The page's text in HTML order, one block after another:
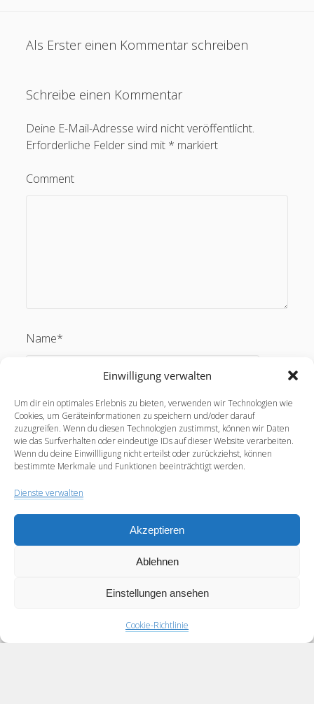
Einwilligung verwalten
Um dir ein optimales Erlebnis zu bieten, verwenden wir Technologien wie
Cookies, um Geräteinformationen zu speichern und/oder darauf
zuzugreifen. Wenn du diesen Technologien zustimmst, können wir Daten
wie das Surfverhalten oder eindeutige IDs auf dieser Website verarbeiten.
Wenn du deine Einwillligung nicht erteilst oder zurückziehst, können
bestimmte Merkmale und Funktionen beeinträchtigt werden.
Dienste verwalten
Akzeptieren
Ablehnen
Einstellungen ansehen
Cookie-Richtlinie
Als Erster einen Kommentar schreiben
Schreibe einen Kommentar
Deine E-Mail-Adresse wird nicht veröffentlicht.
Erforderliche Felder sind mit * markiert
Comment
Name*
Email*
Webseite